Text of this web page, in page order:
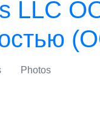
LLC
Photos